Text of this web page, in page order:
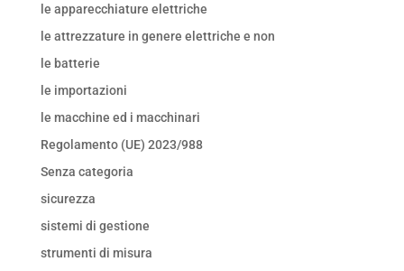
le apparecchiature elettriche
le attrezzature in genere elettriche e non
le batterie
le importazioni
le macchine ed i macchinari
Regolamento (UE) 2023/988
Senza categoria
sicurezza
sistemi di gestione
strumenti di misura